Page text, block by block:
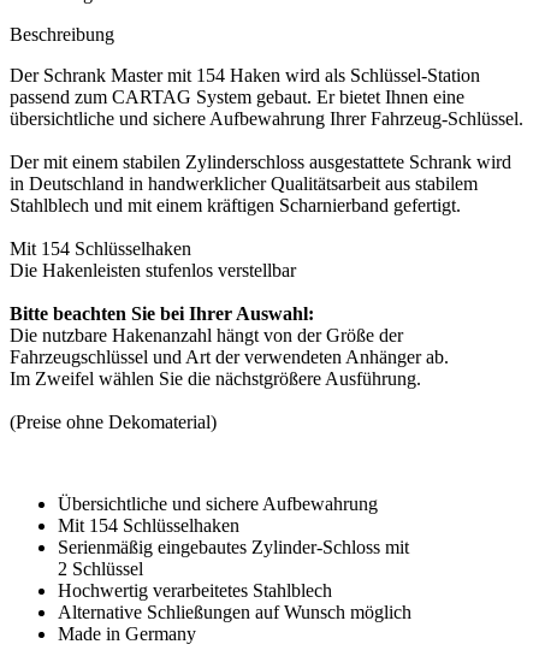
Beschreibung
Der Schrank Master mit 154 Haken wird als Schlüssel-Station
passend zum CARTAG System gebaut. Er bietet Ihnen eine
übersichtliche und sichere Aufbewahrung Ihrer Fahrzeug-Schlüssel.
Der mit einem stabilen Zylinderschloss ausgestattete Schrank wird
in Deutschland in handwerklicher Qualitätsarbeit aus stabilem
Stahlblech und mit einem kräftigen Scharnierband gefertigt.
Mit 154 Schlüsselhaken
Die Hakenleisten stufenlos verstellbar
Bitte beachten Sie bei Ihrer Auswahl:
Die nutzbare Hakenanzahl hängt von der Größe der
Fahrzeugschlüssel und Art der verwendeten Anhänger ab.
Im Zweifel wählen Sie die nächstgrößere Ausführung.
(Preise ohne Dekomaterial)
Übersichtliche und sichere Aufbewahrung
Mit 154 Schlüsselhaken
Serienmäßig eingebautes Zylinder-Schloss mit
2 Schlüssel
Hochwertig verarbeitetes Stahlblech
Alternative Schließungen auf Wunsch möglich
Made in Germany